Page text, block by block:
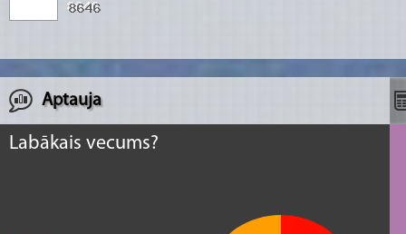
Aptauja
Labākais vecums?